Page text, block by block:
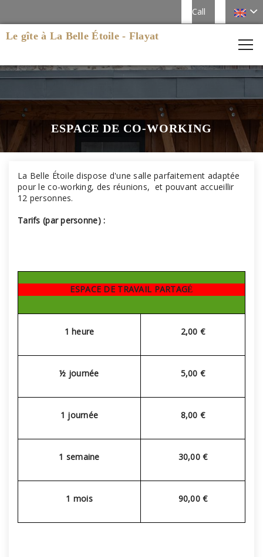
Call
Le gîte à La Belle Étoile - Flayat
ESPACE DE CO-WORKING
La Belle Étoile dispose d'une salle parfaitement adaptée
pour le co-working, des réunions, et pouvant accueillir
12 personnes.
Tarifs (par personne) :
ESPACE DE TRAVAIL PARTAGÉ
1 heure 2,00 €
½ journée 5,00 €
1 journée 8,00 €
1 semaine 30,00 €
1 mois 90,00 €